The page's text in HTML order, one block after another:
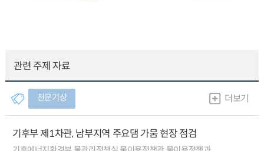
관련 주제 자료
천문기상 더보기
기후부 제1차관, 남부지역 주요댐 가뭄 현장 점검